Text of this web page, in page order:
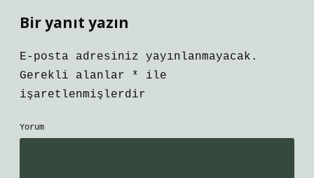
Bir yanıt yazın
E-posta adresiniz yayınlanmayacak.
Gerekli alanlar
*
ile
işaretlenmişlerdir
Yorum